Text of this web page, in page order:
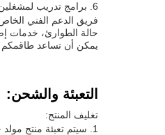
برامج تدريب
فريق الدعم الفني
حالة الطوارئ، خدمات
يمكن أن تساعد طاقمكم
التعبئة والشحن:
تغليف المنتج:
سيتم تعبئة منتج